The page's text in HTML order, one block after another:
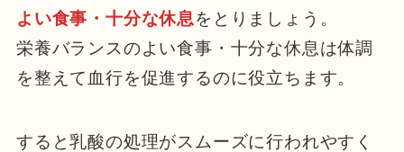
よい食事・十分な休息をとりましょう。
栄養バランスのよい食事・十分な休息は体調
を整えて血行を促進するのに役立ちます。
すると乳酸の処理がスムーズに行われやすく